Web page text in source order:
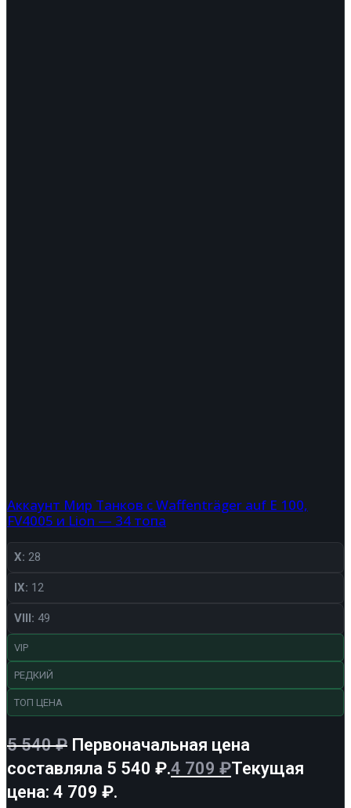
Аккаунт Мир Танков с Waffenträger auf E 100,
FV4005 и Lion — 34 топа
X: 28
IX: 12
VIII: 49
VIP
РЕДКИЙ
ТОП ЦЕНА
5 540₽ Первоначальная цена
составляла 5 540 ₽.4 709 ₽Текущая
цена: 4 709 ₽.